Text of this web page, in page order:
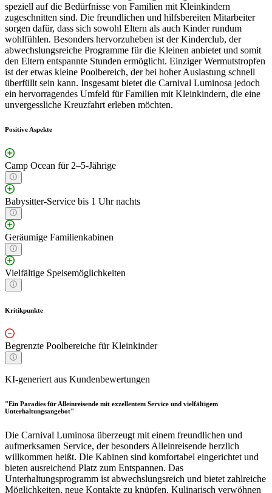
speziell auf die Bedürfnisse von Familien mit Kleinkindern
zugeschnitten sind. Die freundlichen und hilfsbereiten Mitarbeiter
sorgen dafür, dass sich sowohl Eltern als auch Kinder rundum
wohlfühlen. Besonders hervorzuheben ist der Kinderclub, der
abwechslungsreiche Programme für die Kleinen anbietet und somit
den Eltern entspannte Stunden ermöglicht. Einziger Wermutstropfen
ist der etwas kleine Poolbereich, der bei hoher Auslastung schnell
überfüllt sein kann. Insgesamt bietet die Carnival Luminosa jedoch
ein hervorragendes Umfeld für Familien mit Kleinkindern, die eine
unvergessliche Kreuzfahrt erleben möchten.
Positive Aspekte
Camp Ocean für 2–5-Jährige
Babysitter-Service bis 1 Uhr nachts
Geräumige Familienkabinen
Vielfältige Speisemöglichkeiten
Kritikpunkte
Begrenzte Poolbereiche für Kleinkinder
KI-generiert aus Kundenbewertungen
"Ein Paradies für Alleinreisende mit exzellentem Service und vielfältigem
Unterhaltungsangebot"
Die Carnival Luminosa überzeugt mit einem freundlichen und
aufmerksamen Service, der besonders Alleinreisende herzlich
willkommen heißt. Die Kabinen sind komfortabel eingerichtet und
bieten ausreichend Platz zum Entspannen. Das
Unterhaltungsprogramm ist abwechslungsreich und bietet zahlreiche
Möglichkeiten, neue Kontakte zu knüpfen. Kulinarisch verwöhnen